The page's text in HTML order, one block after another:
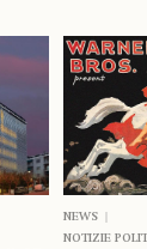
NEWS
NOTIZIE